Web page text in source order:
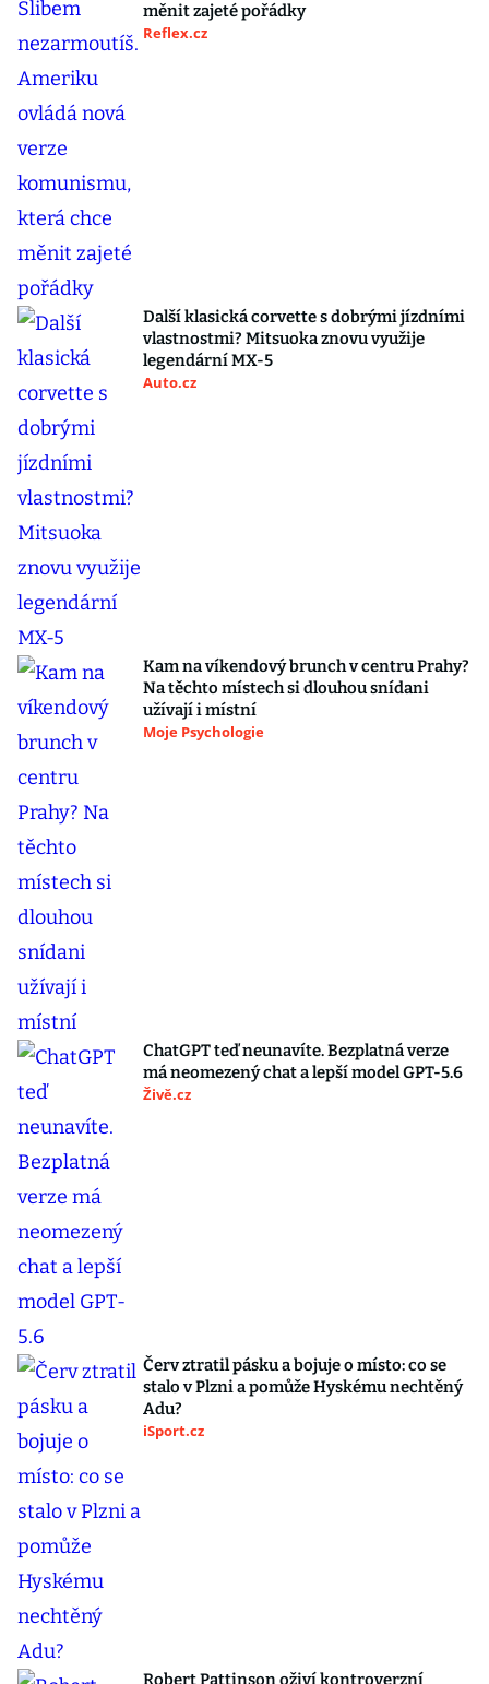
měnit zajeté pořádky
Reflex.cz
Další klasická corvette s dobrými jízdními
vlastnostmi? Mitsuoka znovu využije
legendární MX-5
Auto.cz
Kam na víkendový brunch v centru Prahy?
Na těchto místech si dlouhou snídani
užívají i místní
Moje Psychologie
ChatGPT teď neunavíte. Bezplatná verze
má neomezený chat a lepší model GPT-5.6
Živě.cz
Červ ztratil pásku a bojuje o místo: co se
stalo v Plzni a pomůže Hyskému nechtěný
Adu?
iSport.cz
Robert Pattinson oživí kontroverzní